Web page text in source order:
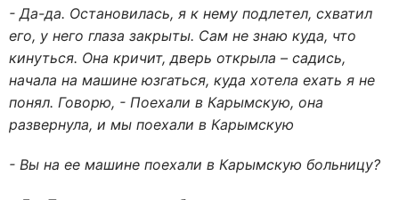
- Да-да. Остановилась, я к нему подлетел, схватил
его, у него глаза закрыты. Сам не знаю куда, что
кинуться. Она кричит, дверь открыла – садись,
начала на машине юзгаться, куда хотела ехать я не
понял. Говорю, - Поехали в Карымскую, она
развернула, и мы поехали в Карымскую
- Вы на ее машине поехали в Карымскую больницу?